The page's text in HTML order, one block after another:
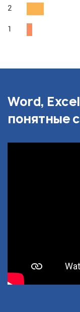
2
1
Word,
понятные